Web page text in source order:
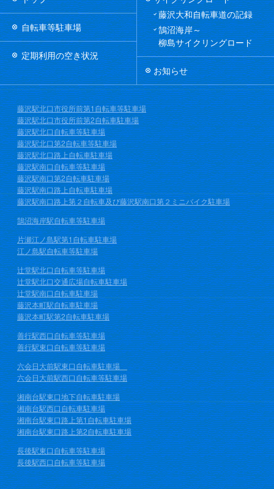
自転車等駐車場
定期利用の空き状況
藤沢大和自転車道の記録
鵠沼海岸～
柳島サイクリングロード
お知らせ
藤沢駅北口市役所前第1自転車等駐車場
藤沢駅北口市役所前第2自転車駐車場
藤沢駅北口自転車等駐車場
藤沢駅北口第2自転車等駐車場
藤沢駅北口路上自転車駐車場
藤沢駅南口自転車等駐車場
藤沢駅南口第2自転車駐車場
藤沢駅南口路上自転車駐車場
藤沢駅南口路上第２自転車及び藤沢駅南口第２ミニバイク駐車場
鵠沼海岸駅自転車等駐車場
片瀬江ノ島駅第1自転車駐車場
江ノ島駅自転車等駐車場
辻堂駅北口自転車等駐車場
辻堂駅北口交通広場自転車駐車場
辻堂駅南口自転車駐車場
藤沢本町駅自転車駐車場
藤沢本町駅第2自転車駐車場
善行駅西口自転車等駐車場
善行駅東口自転車等駐車場
六会日大前駅東口自転車駐車場
六会日大前駅西口自転車等駐車場
湘南台駅東口地下自転車駐車場
湘南台駅西口自転車駐車場
湘南台駅東口路上第1自転車駐車場
湘南台駅東口路上第2自転車駐車場
長後駅東口自転車等駐車場
長後駅西口自転車等駐車場